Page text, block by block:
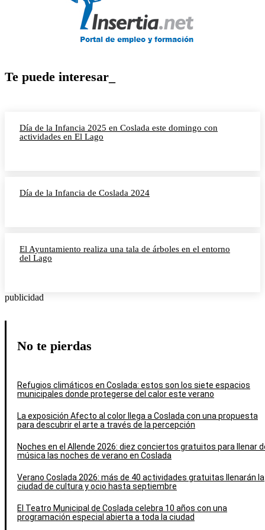
Te puede interesar_
Día de la Infancia 2025 en Coslada este domingo con
actividades en El Lago
Día de la Infancia de Coslada 2024
El Ayuntamiento realiza una tala de árboles en el entorno
del Lago
publicidad
No te pierdas
Refugios climáticos en Coslada: estos son los siete espacios
municipales donde protegerse del calor este verano
La exposición Afecto al color llega a Coslada con una propuesta
para descubrir el arte a través de la percepción
Noches en el Allende 2026: diez conciertos gratuitos para llenar
música las noches de verano en Coslada
Verano Coslada 2026: más de 40 actividades gratuitas llenarán la
ciudad de cultura y ocio hasta septiembre
El Teatro Municipal de Coslada celebra 10 años con una
programación especial abierta a toda la ciudad